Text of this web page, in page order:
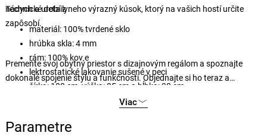
nádych a urobí z neho výrazný kúsok, ktorý na vašich hostí určite
zapôsobí.
Technické detaily:
materiál: 100% tvrdené sklo
hrúbka skla: 4 mm
rám: 100% kov e
lektrostatické lakovanie sušené v peci
šírka: 100 cm, výška: 85 cm a hĺbka: 30 cm
možnosť pripevnenia k stene na zaistenie stability
Premeňte svoj obytný priestor s dizajnovým regálom a spoznajte
dokonalé spojenie štýlu a funkčnosti. Objednajte si ho teraz a
Viac
Parametre